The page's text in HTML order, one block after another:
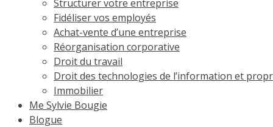
Structurer votre entreprise
Fidéliser vos employés
Achat-vente d’une entreprise
Réorganisation corporative
Droit du travail
Droit des technologies de l’information et
Immobilier
Me Sylvie Bougie
Blogue